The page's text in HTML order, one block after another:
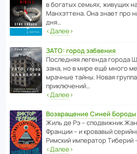
в богатых семьях, живущих
Манх­эт­тена. Она знает про
дня…
‹Далее›
ЗАТО: город забвения
После­дняя легенда города
зана, но в мире ещё много
мрачные тайны. Новая
приключений…
‹Далее›
Возвращение Синей Бороды
Жиль де Рэ – спод­ви­жник
Франции – и кровавый
Римский импе­ратор Тиберий
‹Далее›